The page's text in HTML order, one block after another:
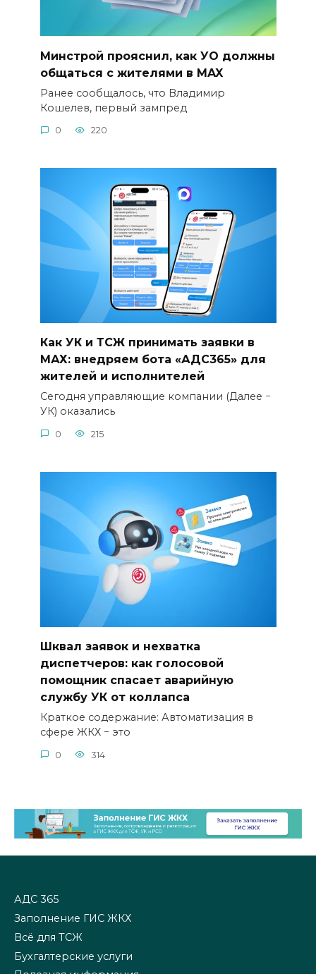
Минстрой прояснил, как УО должны
общаться с жителями в MAX
Ранее сообщалось, что Владимир
Кошелев, первый зампред
0 220
Как УК и ТСЖ принимать заявки в
МАХ: внедряем бота «АДС365» для
жителей и исполнителей
Сегодня управляющие компании (Далее −
УК) оказались
0 215
Шквал заявок и нехватка
диспетчеров: как голосовой
помощник спасает аварийную
службу УК от коллапса
Краткое содержание: Автоматизация в
сфере ЖКХ − это
0 314
АДС 365
Заполнение ГИС ЖКХ
Всё для ТСЖ
Бухгалтерские услуги